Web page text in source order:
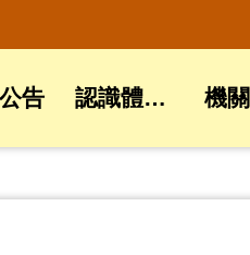
告 認識體育局